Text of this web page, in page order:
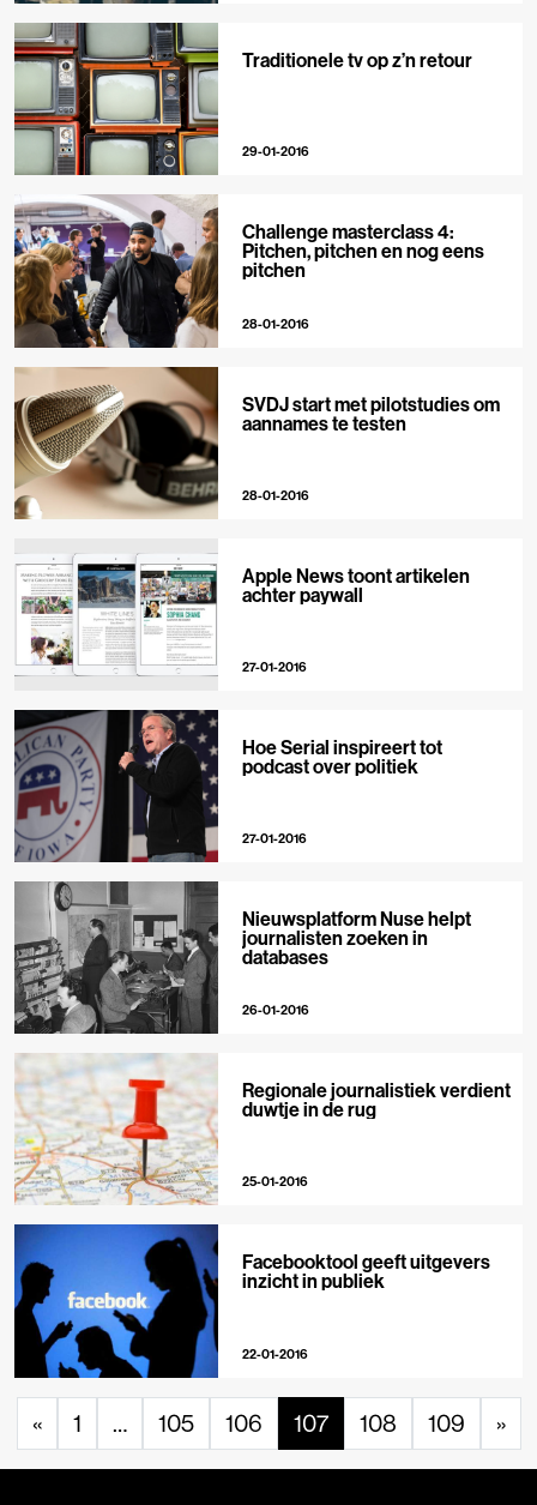
Traditionele tv op z’n retour
29-01-2016
Challenge masterclass 4:
Pitchen, pitchen en nog eens
pitchen
28-01-2016
SVDJ start met pilotstudies om
aannames te testen
28-01-2016
Apple News toont artikelen
achter paywall
27-01-2016
Hoe Serial inspireert tot
podcast over politiek
27-01-2016
Nieuwsplatform Nuse helpt
journalisten zoeken in
databases
26-01-2016
Regionale journalistiek verdient
duwtje in de rug
25-01-2016
Facebooktool geeft uitgevers
inzicht in publiek
22-01-2016
« 1 … 105 106 107 108 109 »